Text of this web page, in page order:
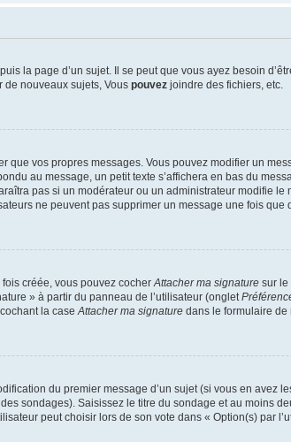
la page d’un sujet. Il se peut que vous ayez besoin
de nouveaux sujets, Vous pouvez joindre des fichiers, etc.
que vos propres messages. Vous pouvez modifier un
au message, un petit texte s’affichera en bas du
pas si un modérateur ou un administrateur modifie
ne peuvent pas supprimer un message une fois que
créée, vous pouvez cocher Attacher ma signature sur le
» à partir du panneau de l’utilisateur (onglet
la case Attacher ma signature dans le formulaire de
du premier message d’un sujet (si vous en avez
sondages). Saisissez le titre du sondage et au moins
peut choisir lors de son vote dans « Option(s) par